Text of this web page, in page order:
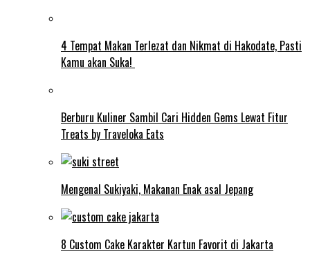
4 Tempat Makan Terlezat dan Nikmat di Hakodate, Pasti
Kamu akan Suka!
Berburu Kuliner Sambil Cari Hidden Gems Lewat Fitur
Treats by Traveloka Eats
Mengenal Sukiyaki, Makanan Enak asal Jepang
8 Custom Cake Karakter Kartun Favorit di Jakarta